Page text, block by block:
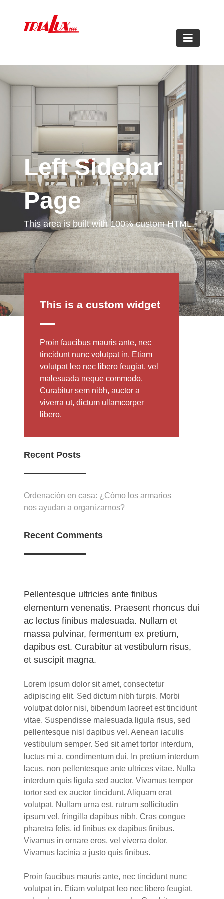
Left Sidebar
Page
This area is built with 100% custom HTML.
This is a custom widget
Proin faucibus mauris ante, nec
tincidunt nunc volutpat in. Etiam
volutpat leo nec libero feugiat, vel
malesuada neque commodo.
Curabitur sem nibh, auctor a
viverra ut, dictum ullamcorper
libero.
Recent Posts
Ordenación en casa: ¿Cómo los armarios
nos ayudan a organizarnos?
Recent Comments
Pellentesque ultricies ante finibus
elementum venenatis. Praesent rhoncus dui
ac lectus finibus malesuada. Nullam et
massa pulvinar, fermentum ex pretium,
dapibus est. Curabitur at vestibulum risus,
et suscipit magna.
Lorem ipsum dolor sit amet, consectetur
adipiscing elit. Sed dictum nibh turpis. Morbi
volutpat dolor nisi, bibendum laoreet est tincidunt
vitae. Suspendisse malesuada ligula risus, sed
pellentesque nisl dapibus vel. Aenean iaculis
vestibulum semper. Sed sit amet tortor interdum,
luctus mi a, condimentum dui. In pretium interdum
lacus, non pellentesque ante ultrices vitae. Nulla
interdum quis ligula sed auctor. Vivamus tempor
tortor sed ex auctor tincidunt. Aliquam erat
volutpat. Nullam urna est, rutrum sollicitudin
ipsum vel, fringilla dapibus nibh. Cras congue
pharetra felis, id finibus ex dapibus finibus.
Vivamus in ornare eros, vel viverra dolor.
Vivamus lacinia a justo quis finibus.
Proin faucibus mauris ante, nec tincidunt nunc
volutpat in. Etiam volutpat leo nec libero feugiat,